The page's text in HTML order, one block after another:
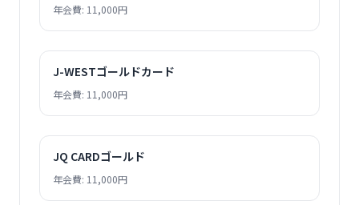
年会費: 11,000円
J-WESTゴールドカード
年会費: 11,000円
JQ CARDゴールド
年会費: 11,000円